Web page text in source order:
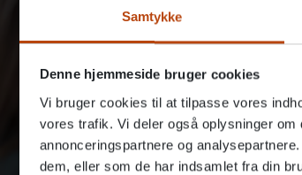
Samtykke
Denne hjemmeside bruger cookies
Vi bruger cookies til at tilpasse vores
vores trafik. Vi deler også oplysninger
annonceringspartnere og
dem, eller som de har indsamlet fra din